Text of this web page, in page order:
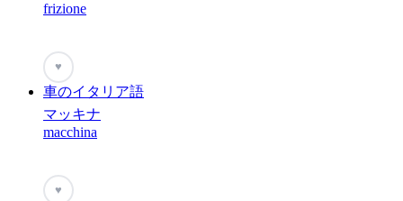
frizione
♥
車のイタリア語
マッキナ
macchina
♥